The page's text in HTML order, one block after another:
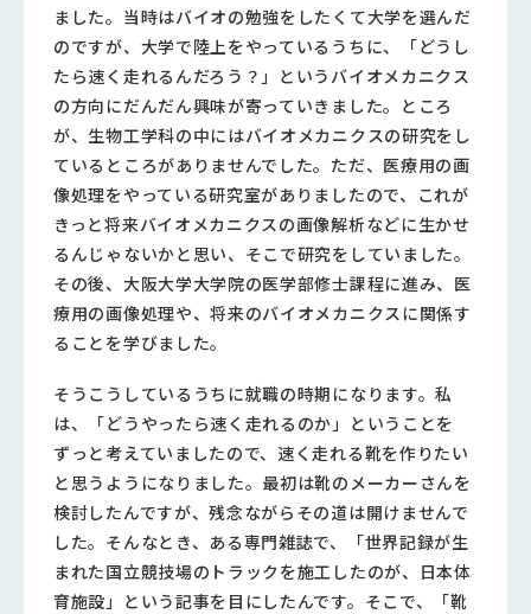
ました。当時はバイオの勉強をしたくて大学を選んだ
のですが、大学で陸上をやっているうちに、「どうし
たら速く走れるんだろう？」というバイオメカニクス
の方向にだんだん興味が寄っていきました。ところ
が、生物工学科の中にはバイオメカニクスの研究をし
ているところがありませんでした。ただ、医療用の画
像処理をやっている研究室がありましたので、これが
きっと将来バイオメカニクスの画像解析などに生かせ
るんじゃないかと思い、そこで研究をしていました。
その後、大阪大学大学院の医学部修士課程に進み、医
療用の画像処理や、将来のバイオメカニクスに関係す
ることを学びました。
そうこうしているうちに就職の時期になります。私
は、「どうやったら速く走れるのか」ということを
ずっと考えていましたので、速く走れる靴を作りたい
と思うようになりました。最初は靴のメーカーさんを
検討したんですが、残念ながらその道は開けませんで
した。そんなとき、ある専門雑誌で、「世界記録が生
まれた国立競技場のトラックを施工したのが、日本体
育施設」という記事を目にしたんです。そこで、「靴